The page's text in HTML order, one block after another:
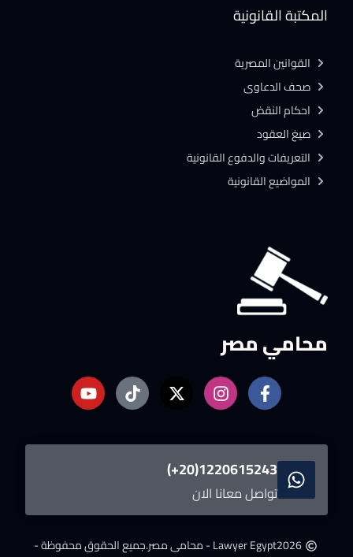
محامي مصر
1220615243(20+)
تواصل معانا الان
2026Lawyer Egypt - محامى مصر.
جميع الحقوق محفوظة -
المكتبة القانونية
القوانين المصرية
صحف الدعاوى
احكام النقض
صيغ العقود
التعريفات والدفوع القانونية
المواضيع القانونية